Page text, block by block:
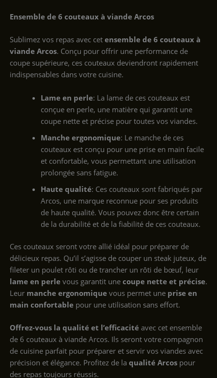
Ensemble de 6 couteaux à viande Arcos
Sublimez vos repas avec cet ensemble de 6 couteaux à
viande Arcos. Conçu pour offrir une performance de
coupe supérieure, ces couteaux deviendront rapidement
indispensables dans votre cuisine.
Lame en perle: La lame de ces couteaux est
conçue en perle, une matière qui garantit une
coupe nette et précise pour toutes vos viandes.
Manche ergonomique: Le manche de ces
couteaux est conçu pour une prise en main facile
et confortable, vous permettant une utilisation
prolongée sans fatigue.
Haute qualité: Ces couteaux sont fabriqués par
Arcos, une marque reconnue pour ses produits
de haute qualité. Vous pouvez donc être certain
de la durabilité et de la fiabilité de ces couteaux.
Ces couteaux seront votre allié idéal pour préparer de
délicieux repas. Qu’il s’agisse de couper un steak juteux, de
fileter un poulet rôti ou de trancher un rôti de bœuf, leur
lame en perle vous garantit une coupe nette et précise.
Leur manche ergonomique vous permet une prise en
main confortable pour une utilisation sans effort.
Offrez-vous la qualité et l’efficacité avec cet ensemble
de 6 couteaux à viande Arcos. Ils seront votre compagnon
de cuisine parfait pour préparer et servir vos viandes avec
précision et élégance. Profitez de la qualité Arcos pour
des repas toujours réussis.